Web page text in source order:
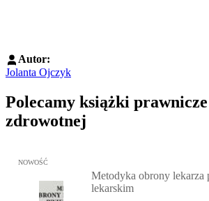
Autor:
Jolanta Ojczyk
Polecamy książki
zdrowotnej
Przejdź do: Metodyka obrony lekarza
NOWOŚĆ
Metodyka obrony lekarza
lekarskim